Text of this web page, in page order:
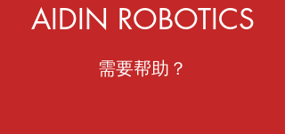
AIDIN ROBOTICS
需要帮助？